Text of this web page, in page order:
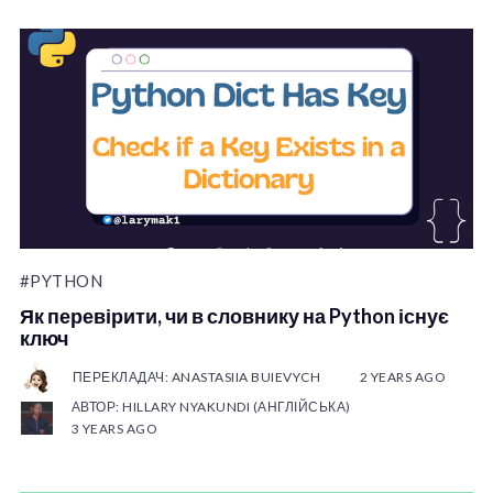
#PYTHON
Як перевірити, чи в словнику на Python існує
ключ
ПЕРЕКЛАДАЧ: ANASTASIIA BUIEVYCH
2 YEARS AGO
АВТОР: HILLARY NYAKUNDI (АНГЛІЙСЬКА)
3 YEARS AGO